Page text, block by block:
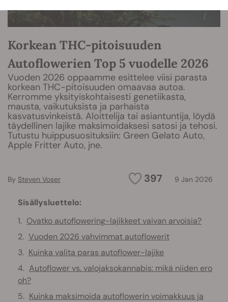
Korkean THC-pitoisuuden
Autoflowerien Top 5 vuodelle 2026
Vuoden 2026 oppaamme esittelee viisi parasta
korkean THC-pitoisuuden omaavaa autoa.
Kerromme yksityiskohtaisesti genetiikasta,
mausta, vaikutuksista ja parhaista
kasvatusvinkeistä. Aloittelija tai asiantuntija, löydä
täydellinen lajike maksimoidaksesi satosi ja tehosi.
Tutustu huippusuosituksiin: Green Gelato Auto,
Apple Fritter Auto, jne.
397 9 Jan 2026
By Steven Voser
Sisällysluettelo:
Ovatko autoflowering-lajikkeet vaivan arvoisia?
Vuoden 2026 vahvimmat autoflowerit
Kuinka valita paras autoflower-lajike
Autoflower vs. valojaksokannabis: mikä niiden ero
oh?
Kuinka maksimoida autoflowerin voimakkuus ja